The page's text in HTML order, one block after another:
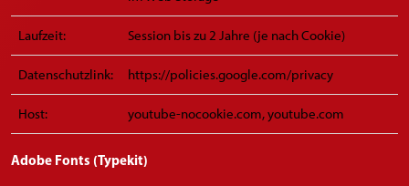
Laufzeit: Session bis zu 2 Jahre (je nach Cookie)
Datenschutzlink: https://policies.google.com/privacy
Host: youtube-nocookie.com, youtube.com
Adobe Fonts (Typekit)